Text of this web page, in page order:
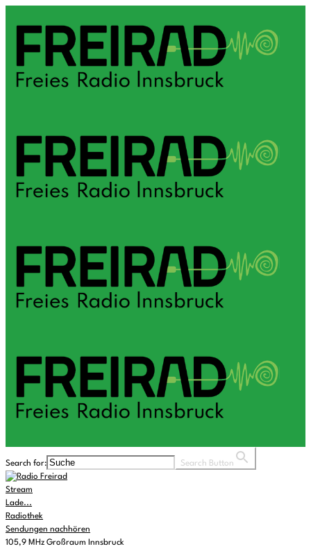
Search for: Search Button
Stream
Lade...
Radiothek
Sendungen nachhören
105,9 MHz Großraum Innsbruck